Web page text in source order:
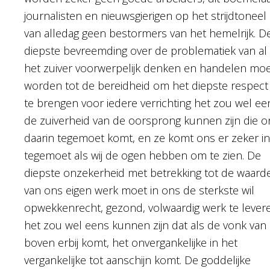
journalisten en nieuwsgierigen op het strijdtoneel
van alledag geen bestormers van het hemelrijk.
diepste bevreemding over de problematiek van al
het zuiver voorwerpelijk denken en handelen
worden tot de bereidheid om het diepste
te brengen voor iedere verrichting het zou wel
de zuiverheid van de oorsprong kunnen zijn die
daarin tegemoet komt, en ze komt ons er zeker in
tegemoet als wij de ogen hebben om te zien. De
diepste onzekerheid met betrekking tot de
van ons eigen werk moet in ons de sterkste wil
opwekkenrecht, gezond, volwaardig werk te
het zou wel eens kunnen zijn dat als de vonk van
boven erbij komt, het onvergankelijke in het
vergankelijke tot aanschijn komt. De goddelijke